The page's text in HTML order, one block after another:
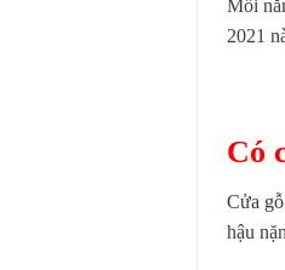
Mỗi
2021
Có
Cửa
hậu